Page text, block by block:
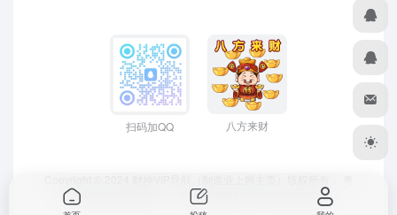
扫码加QQ 八方来财
ICP备2022039259号
、 粤公网安备44190002007732号